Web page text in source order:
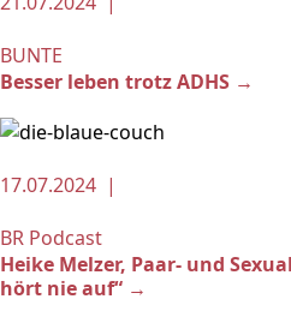
BUNTE
Besser leben trotz ADHS →
17.07.2024 |
BR Podcast
Heike Melzer, Paar- und
hört nie auf“ →